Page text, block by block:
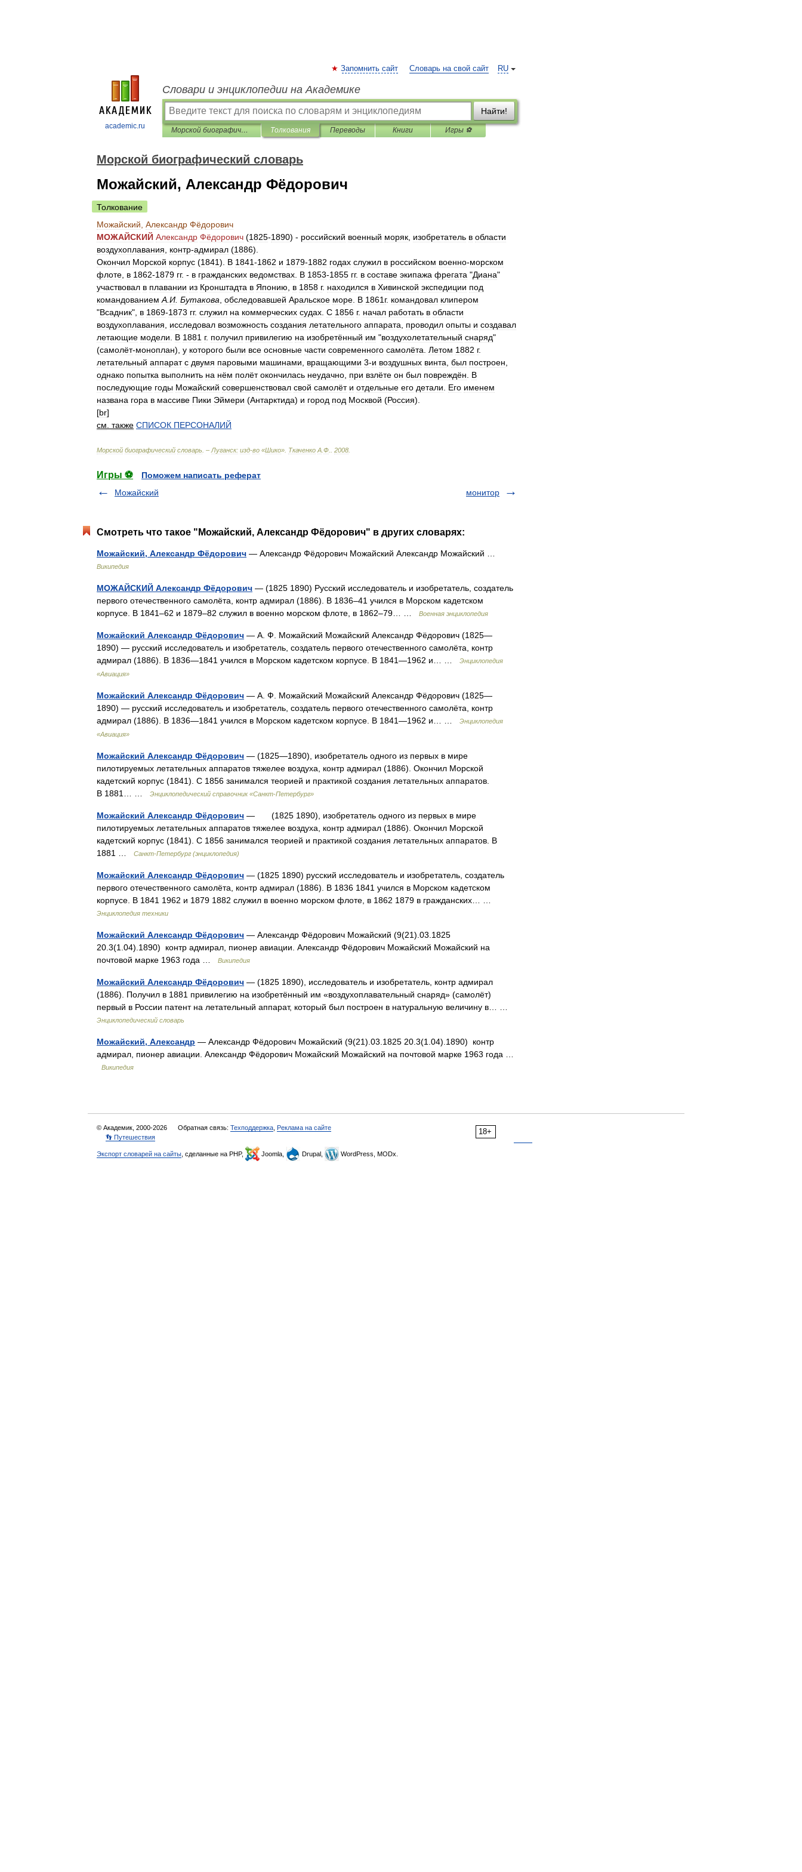
academic.ru
RU
Запомнить сайт Словарь на свой сайт
Словари и энциклопедии на Академике
Найти!
Морской биографический словарь Толкования Переводы Книги Игры ⚽
Морской биографический словарь
Можайский, Александр Фёдорович
Толкование
Можайский Александр Фёдорович
МОЖАЙСКИЙ Александр Фёдорович (1825-1890) - российский военный моряк изобретатель в области
воздухоплавания
контр-адмирал (1886).
Окончил Морской корпус (1841). В 1841-1862 и 1879-1882 годах служил в российском военно-морском
флоте в 1862-1879 гг. - в гражданских ведомствах В 1853-1855 гг. в составе экипажа фрегата "Диана"
участвовал в плавании из Кронштадта в Японию в 1858 г. находился в Хивинской экспедиции под
командованием А И Бутакова обследовавшей Аральское море В 1861г. командовал клипером
"Всадник", в 1869-1873 гг. служил на коммерческих судах С 1856 г. начал работать в области
воздухоплавания
исследовал возможность создания летательного аппарата проводил опыты и создавал
летающие модели В 1881 г. получил привилегию на изобретённый им "воздухолетательный снаряд"
(самолёт-моноплан), у которого были все основные части современного самолёта Летом 1882 г.
летательный аппарат с двумя паровыми машинами вращающими 3-и воздушных винта был построен
однако попытка выполнить на нём полёт окончилась неудачно при взлёте он был повреждён
В
последующие годы Можайский совершенствовал свой самолёт и отдельные его детали Его именем
названа гора в массиве Пики Эймери (Антарктида) и город под Москвой (Россия).
[br]
см также СПИСОК ПЕРСОНАЛИЙ
Морской биографический словарь . – Луганск: изд-во «Шико» Ткаченко А Ф 2008
Игры ⚽
Поможем написать реферат
Можайский
монитор
Смотреть что такое "Можайский, Александр Фёдорович" в других словарях:
Можайский, Александр Фёдорович — Александр Фёдорович Можайский Александр Можайский …
Википедия
МОЖАЙСКИЙ Александр Фёдорович — (1825 1890) Русский исследователь и изобретатель, создатель
первого отечественного самолёта, контр адмирал (1886). В 1836–41 учился в Морском кадетском
корпусе. В 1841–62 и 1879–82 служил в военно морском флоте, в 1862–79… …
Военная энциклопедия
Можайский Александр Фёдорович — А. Ф. Можайский Можайский Александр Фёдорович (1825—
1890) — русский исследователь и изобретатель, создатель первого отечественного самолёта, контр
адмирал (1886). В 1836—1841 учился в Морском кадетском корпусе. В 1841—1962 и… …
Энциклопедия
«Авиация»
Можайский Александр Фёдорович — А. Ф. Можайский Можайский Александр Фёдорович (1825—
1890) — русский исследователь и изобретатель, создатель первого отечественного самолёта, контр
адмирал (1886). В 1836—1841 учился в Морском кадетском корпусе. В 1841—1962 и… …
Энциклопедия
«Авиация»
Можайский Александр Фёдорович — (1825—1890), изобретатель одного из первых в мире
пилотируемых летательных аппаратов тяжелее воздуха, контр адмирал (1886). Окончил Морской
кадетский корпус (1841). С 1856 занимался теорией и практикой создания летательных аппаратов.
В 1881… …
Энциклопедический справочник «Санкт-Петербург»
Можайский Александр Фёдорович — (1825 1890), изобретатель одного из первых в мире
пилотируемых летательных аппаратов тяжелее воздуха, контр адмирал (1886). Окончил Морской
кадетский корпус (1841). С 1856 занимался теорией и практикой создания летательных аппаратов. В
1881 …
Санкт-Петербург (энциклопедия)
Можайский Александр Фёдорович — (1825 1890) русский исследователь и изобретатель, создатель
первого отечественного самолёта, контр адмирал (1886). В 1836 1841 учился в Морском кадетском
корпусе. В 1841 1962 и 1879 1882 служил в военно морском флоте, в 1862 1879 в гражданских… …
Энциклопедия техники
Можайский Александр Фёдорович — Александр Фёдорович Можайский (9(21).03.1825
20.3(1.04).1890) контр адмирал, пионер авиации. Александр Фёдорович Можайский Можайский на
почтовой марке 1963 года …
Википедия
Можайский Александр Фёдорович — (1825 1890), исследователь и изобретатель, контр адмирал
(1886). Получил в 1881 привилегию на изобретённый им «воздухоплавательный снаряд» (самолёт)
первый в России патент на летательный аппарат, который был построен в натуральную величину в… …
Энциклопедический словарь
Можайский, Александр — Александр Фёдорович Можайский (9(21).03.1825 20.3(1.04).1890) контр
адмирал, пионер авиации. Александр Фёдорович Можайский Можайский на почтовой марке 1963 года …
Википедия
18+
© Академик, 2000-2026 Обратная связь: Техподдержка Реклама на сайте
👣 Путешествия
Экспорт словарей на сайты , сделанные на PHP, Joomla, Drupal, WordPress, MODx.